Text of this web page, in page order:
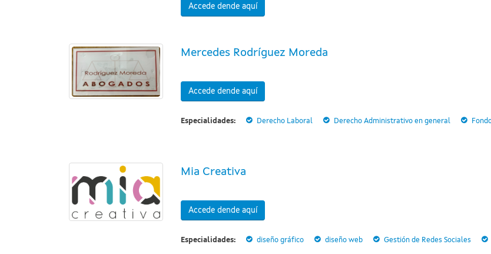
Accede dende aquí
Mercedes Rodríguez Moreda
Accede dende aquí
Especialidades: Derecho Laboral Derecho Administrativo en general
Mia Creativa
Accede dende aquí
Especialidades: diseño gráfico diseño web Gestión de Redes Sociales